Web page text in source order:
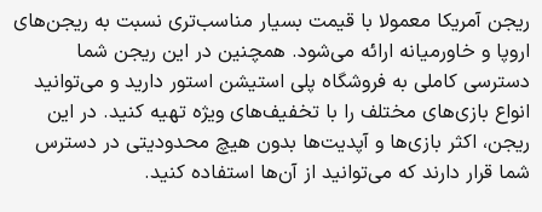
ریجن آمریکا معمولا با قیمت بسیار مناسب‌تری نسبت به ریجن‌های
اروپا و خاورمیانه ارائه می‌شود. همچنین در این ریجن شما
دسترسی کاملی به فروشگاه پلی استیشن استور دارید و می‌توانید
انواع بازی‌های مختلف را با تخفیف‌های ویژه تهیه کنید. در این
ریجن، اکثر بازی‌ها و آپدیت‌ها بدون هیچ محدودیتی در دسترس
شما قرار دارند که می‌توانید از آن‌ها استفاده کنید.